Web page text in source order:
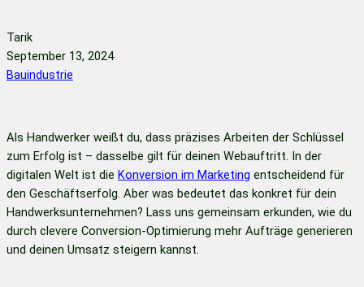
Tarik
September 13, 2024
Bauindustrie
Als Handwerker weißt du, dass präzises Arbeiten der Schlüssel
zum Erfolg ist – dasselbe gilt für deinen Webauftritt. In der
digitalen Welt ist die Konversion im Marketing entscheidend für
den Geschäftserfolg. Aber was bedeutet das konkret für dein
Handwerksunternehmen? Lass uns gemeinsam erkunden, wie du
durch clevere Conversion-Optimierung mehr Aufträge generieren
und deinen Umsatz steigern kannst.